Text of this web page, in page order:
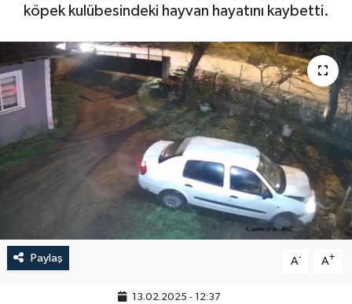
köpek kulübesindeki hayvan hayatını kaybetti.
Paylaş A- A+
13.02.2025 - 12:37